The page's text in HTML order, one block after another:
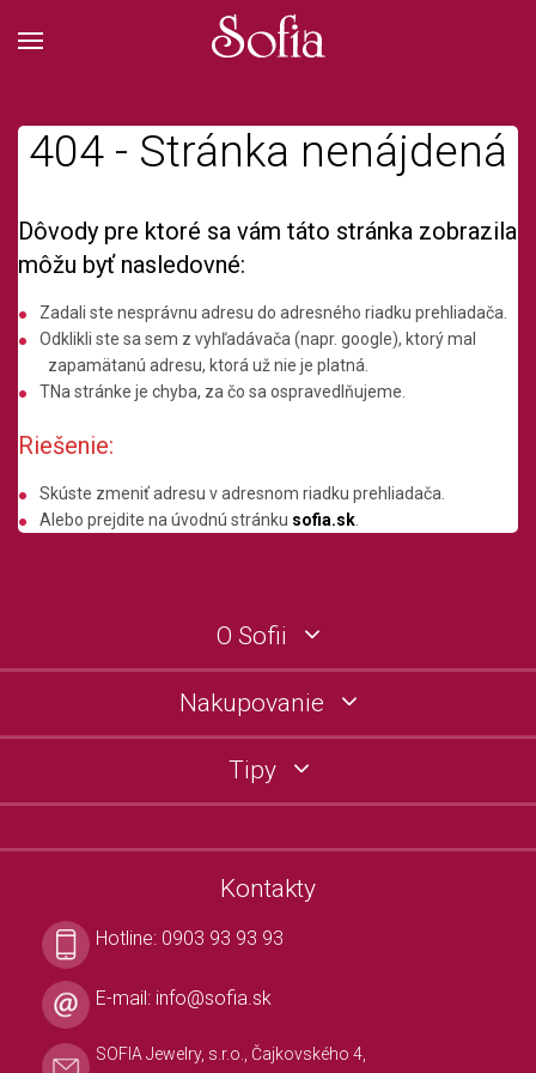
404 - Stránka nenájdená
Dôvody pre ktoré sa vám táto stránka zobrazila
môžu byť nasledovné:
Zadali ste nesprávnu adresu do adresného riadku prehliadača.
Odklikli ste sa sem z vyhľadávača (napr. google), ktorý mal
zapamätanú adresu, ktorá už nie je platná.
TNa stránke je chyba, za čo sa ospravedlňujeme.
Riešenie:
Skúste zmeniť adresu v adresnom riadku prehliadača.
Alebo prejdite na úvodnú stránku sofia.sk
O Sofii
Nakupovanie
Tipy
Kontakty
Hotline: 0903 93 93 93
E-mail: info@sofia.sk
SOFIA Jewelry, s.r.o., Čajkovského 4,